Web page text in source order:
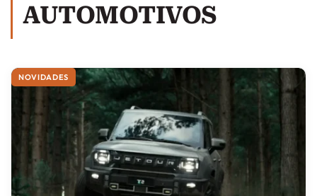
AUTOMOTIVOS
NOVIDADES